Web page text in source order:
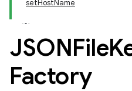
setHostName
JSONFile
Factory